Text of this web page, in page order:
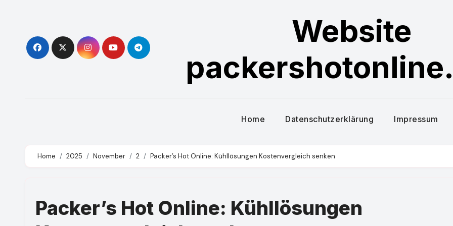
Website
Home Datenschutzerklärung Impressum
Home 2025 November 2 Packer’s Hot Online: Kühllösungen Kostenvergleich senken
Packer’s Hot Online: Kühllösungen